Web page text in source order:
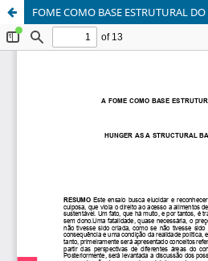
FOME COMO BASE ESTRUTURAL